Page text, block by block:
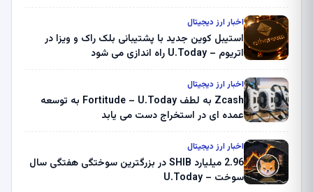
اخبار ارز دیجیتال
استیبل کوین جدید با پشتیبانی بلک راک و ویزا در
اتریوم – U.Today راه اندازی می شود
اخبار ارز دیجیتال
Zcash به لطف Fortitude – U.Today به توسعه
عمده ای در استخراج دست می یابد
اخبار ارز دیجیتال
2.96 میلیارد SHIB در بزرگترین سوختگی هفتگی سال
سوخت – U.Today